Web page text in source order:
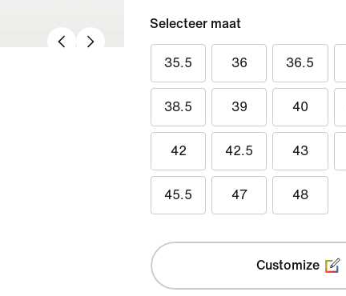
Selecteer maat
35.5 36 36.5
38.5 39 40
42 42.5 43
45.5 47 48
Customize